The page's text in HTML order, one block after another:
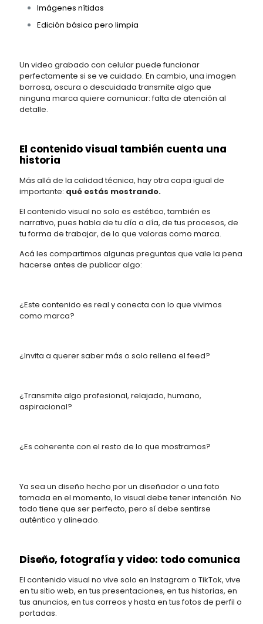
Imágenes nítidas
Edición básica pero limpia
Un video grabado con celular puede funcionar
perfectamente si se ve cuidado. En cambio, una imagen
borrosa, oscura o descuidada transmite algo que
ninguna marca quiere comunicar: falta de atención al
detalle.
El contenido visual también cuenta una
historia
Más allá de la calidad técnica, hay otra capa igual de
importante: qué estás mostrando.
El contenido visual no solo es estético, también es
narrativo, pues habla de tu día a día, de tus procesos, de
tu forma de trabajar, de lo que valoras como marca.
Acá les compartimos algunas preguntas que vale la pena
hacerse antes de publicar algo:
¿Este contenido es real y conecta con lo que vivimos
como marca?
¿Invita a querer saber más o solo rellena el feed?
¿Transmite algo profesional, relajado, humano,
aspiracional?
¿Es coherente con el resto de lo que mostramos?
Ya sea un diseño hecho por un diseñador o una foto
tomada en el momento, lo visual debe tener intención. No
todo tiene que ser perfecto, pero sí debe sentirse
auténtico y alineado.
Diseño, fotografía y video: todo comunica
El contenido visual no vive solo en Instagram o TikTok, vive
en tu sitio web, en tus presentaciones, en tus historias, en
tus anuncios, en tus correos y hasta en tus fotos de perfil o
portadas.